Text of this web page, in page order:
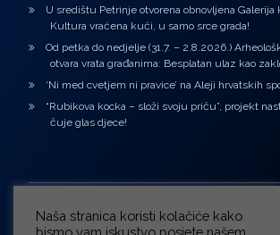
U središtu Petrinje otvorena obnovljena Galerija
Kultura vraćena kući, u samo srce grada!
Od petka do nedjelje (31.7. – 2.8.2026.)
otvara vrata građanima: Besplatan ulaz kao
‘Ni med cvetjem ni pravice’ na Aleji hrvatskih
“Rubikova kocka – složi svoju priču”, projekt
čuje glas djece!
Naša stranica koristi kolačiće kako
bismo vam iskustvo posjete našem